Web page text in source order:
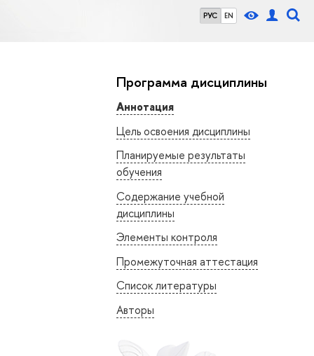
РУС EN
Программа дисциплины
Аннотация
Цель освоения дисциплины
Планируемые результаты
обучения
Содержание учебной
дисциплины
Элементы контроля
Промежуточная аттестация
Список литературы
Авторы